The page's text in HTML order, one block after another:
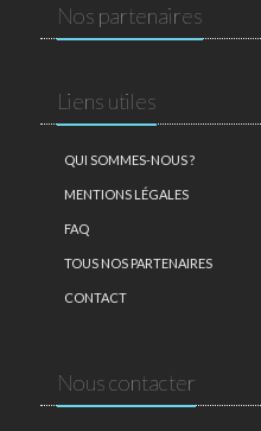
Nos partenaires
Liens utiles
QUI SOMMES-NOUS ?
MENTIONS LÉGALES
FAQ
TOUS NOS PARTENAIRES
CONTACT
Nous contacter